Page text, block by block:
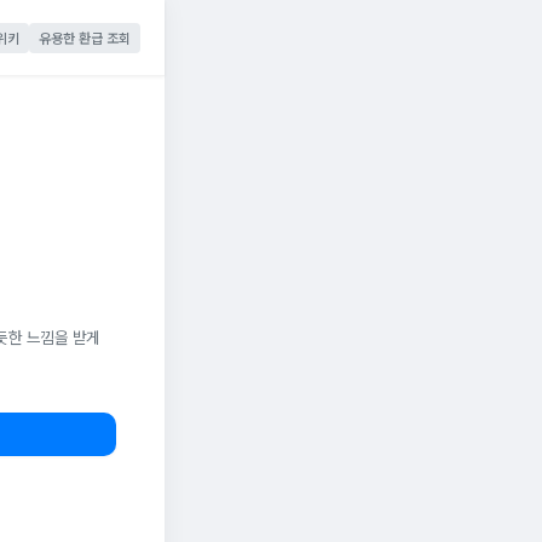
키 유용한 환급 조회
한 느낌을 받게